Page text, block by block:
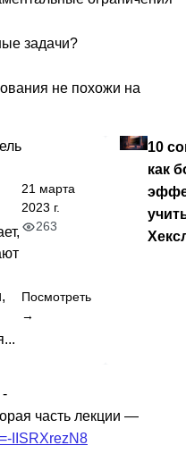
задачи?
не похожи на
21 марта
2023 г.
263
Посмотреть
→
10
как
часть лекции —
IISRXrezN8